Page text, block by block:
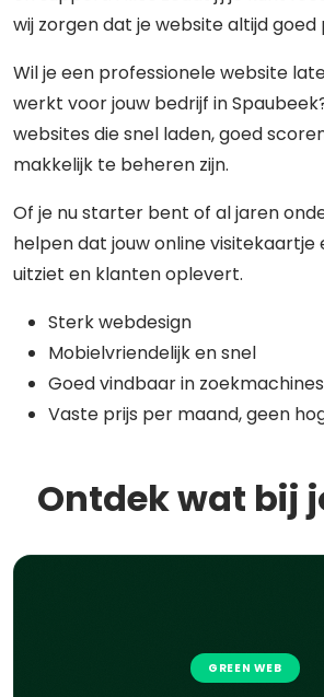
wij zorgen dat je website altijd
Wil je een professionele website
werkt voor jouw bedrijf in
websites die snel laden, goed
makkelijk te beheren zijn.
Of je nu starter bent of al jaren
helpen dat jouw online visitekaartje
uitziet en klanten oplevert.
Sterk webdesign
Mobielvriendelijk en snel
Goed vindbaar in zoekmachines
Vaste prijs per maand, geen
Ontdek wat bij
GREEN WEB